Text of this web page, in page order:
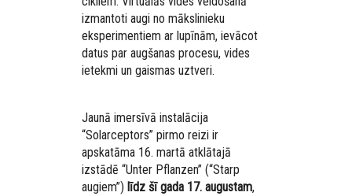
izmantoti augi no mākslinieku
eksperimentiem ar lupīnām, ievācot
datus par augšanas procesu, vides
ietekmi un gaismas uztveri.
Jaunā imersīvā instalācija
“Solarceptors” pirmo reizi ir
apskatāma 16. martā atklātajā
izstādē “Unter Pflanzen” (“Starp
augiem”) līdz šī gada 17. augustam,